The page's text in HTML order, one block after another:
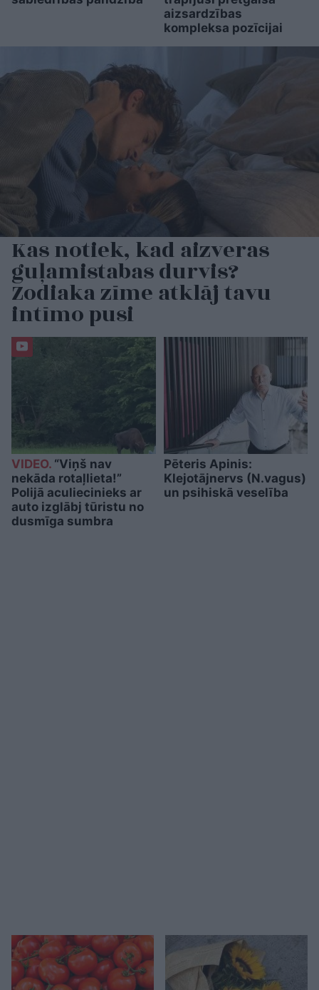
aizsardzības
kompleksa pozīcijai
Kas notiek, kad aizveras
guļamistabas durvis?
Zodiaka zīme atklāj tavu
intīmo pusi
VIDEO. “Viņš nav
nekāda rotaļlieta!”
Polijā aculiecinieks ar
auto izglābj tūristu no
dusmīga sumbra
Pēteris Apinis:
Klejotājnervs (N.vagus)
un psihiskā veselība